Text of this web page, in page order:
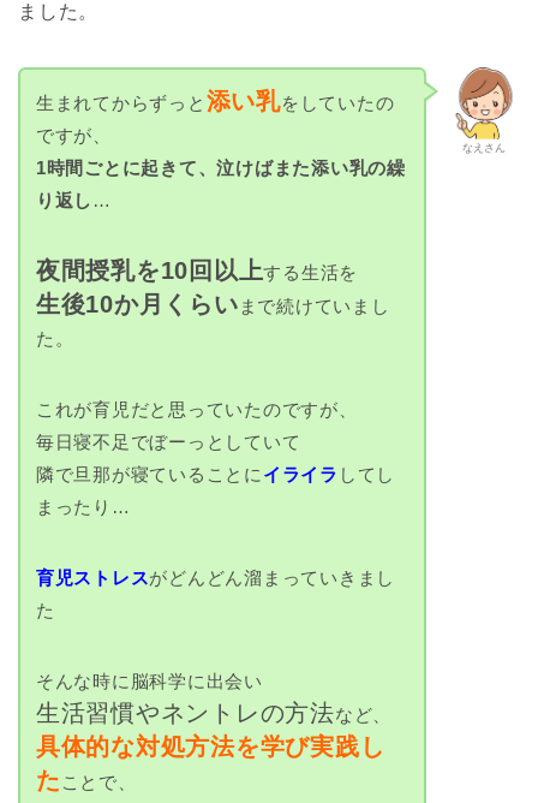
ました。
なえさん
生まれてからずっと 添い乳をしていたの
ですが、
1時間ごとに起きて、泣けばまた添い乳の繰
り返し …
夜間授乳を10回以上する生活を
生後10か月くらい まで続けていまし
た。
これが育児だと思っていたのですが、
毎日寝不足でぼーっとしていて
隣で旦那が寝ていることに イライラ してし
まったり…
育児ストレスがどんどん溜まっていきまし
た
そんな時に脳科学に出会い
生活習慣やネントレの方法など、
具体的な対処方法を学び実践し
た ことで、